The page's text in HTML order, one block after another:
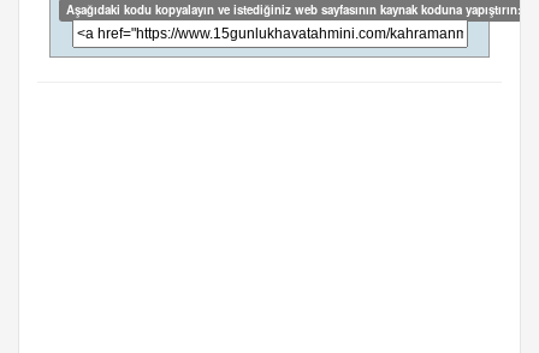
Aşağıdaki kodu kopyalayın ve istediğiniz web sayfasının kaynak koduna yapıştırın: